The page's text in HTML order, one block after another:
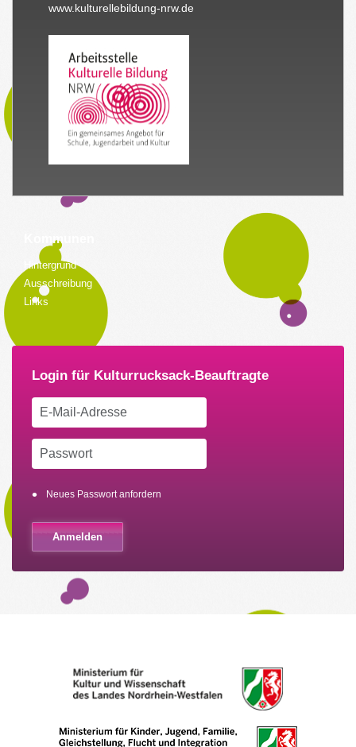
www.kulturellebildung-nrw.de
Kommunen
Hintergrund
Ausschreibung
Links
Neues Passwort anfordern